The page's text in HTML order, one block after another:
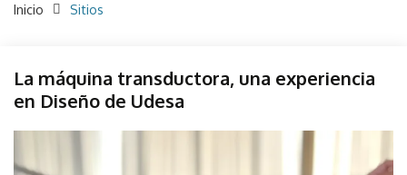
Inicio Sitios
Diseño
Sonido
La máquina transductora, una experiencia
en Diseño de Udesa
6,